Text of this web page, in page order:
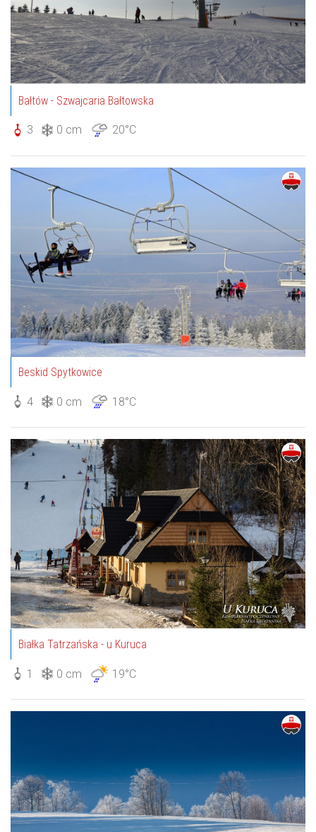
Bałtów - Szwajcaria Bałtowska
3 0 cm 20°C
Beskid Spytkowice
4 0 cm 18°C
Białka Tatrzańska - u Kuruca
1 0 cm 19°C